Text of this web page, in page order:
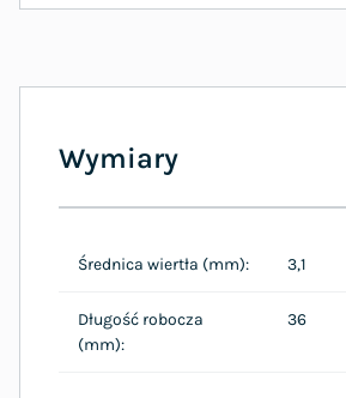
Wymiary
Średnica wiertła (mm): 3,1
Długość robocza
(mm):
36